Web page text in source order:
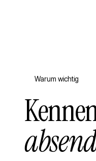
Warum wichtig